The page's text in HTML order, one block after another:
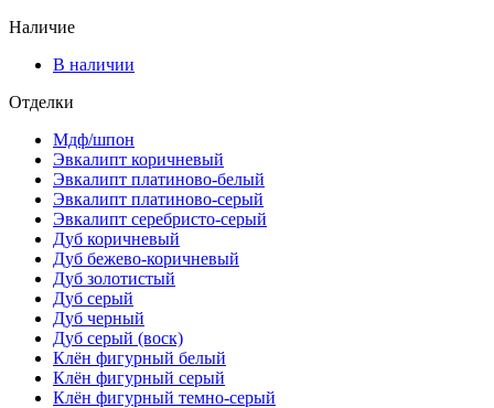
Наличие
В наличии
Отделки
Мдф/шпон
Эвкалипт коричневый
Эвкалипт платиново-белый
Эвкалипт платиново-серый
Эвкалипт серебристо-серый
Дуб коричневый
Дуб бежево-коричневый
Дуб золотистый
Дуб серый
Дуб черный
Дуб серый (воск)
Клён фигурный белый
Клён фигурный серый
Клён фигурный темно-серый